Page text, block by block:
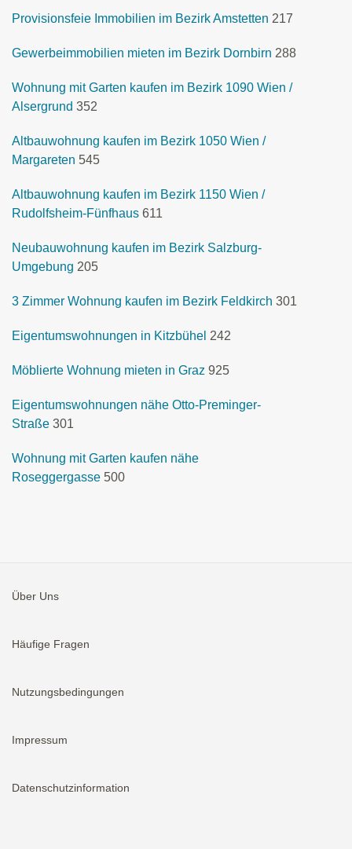
Provisionsfeie Immobilien im Bezirk Amstetten 217
Gewerbeimmobilien mieten im Bezirk Dornbirn 288
Wohnung mit Garten kaufen im Bezirk 1090 Wien /
Alsergrund 352
Altbauwohnung kaufen im Bezirk 1050 Wien /
Margareten 545
Altbauwohnung kaufen im Bezirk 1150 Wien /
Rudolfsheim-Fünfhaus 611
Neubauwohnung kaufen im Bezirk Salzburg-
Umgebung 205
3 Zimmer Wohnung kaufen im Bezirk Feldkirch 301
Eigentumswohnungen in Kitzbühel 242
Möblierte Wohnung mieten in Graz 925
Eigentumswohnungen nähe Otto-Preminger-
Straße 301
Wohnung mit Garten kaufen nähe
Roseggergasse 500
Über Uns
Häufige Fragen
Nutzungsbedingungen
Impressum
Datenschutzinformation